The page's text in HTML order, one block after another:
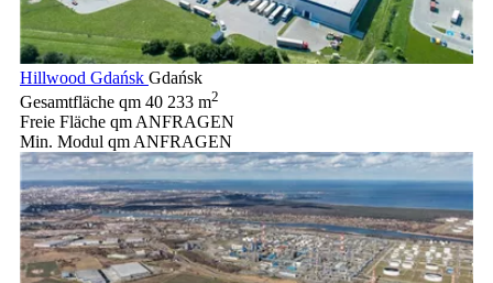
Hillwood Gdańsk Gdańsk
Gesamtfläche qm 40 233 m2
Freie Fläche qmANFRAGEN
Min. Modul qmANFRAGEN